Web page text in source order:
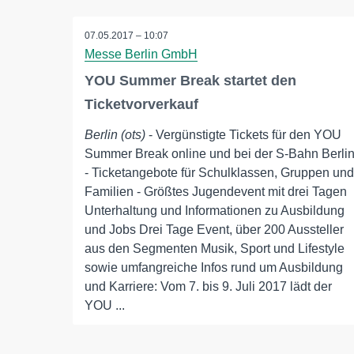
07.05.2017 – 10:07
Messe Berlin GmbH
YOU Summer Break startet den
Ticketvorverkauf
Berlin (ots) - Vergünstigte Tickets für den YOU
Summer Break online und bei der S-Bahn Berlin
- Ticketangebote für Schulklassen, Gruppen und
Familien - Größtes Jugendevent mit drei Tagen
Unterhaltung und Informationen zu Ausbildung
und Jobs Drei Tage Event, über 200 Aussteller
aus den Segmenten Musik, Sport und Lifestyle
sowie umfangreiche Infos rund um Ausbildung
und Karriere: Vom 7. bis 9. Juli 2017 lädt der
YOU ...